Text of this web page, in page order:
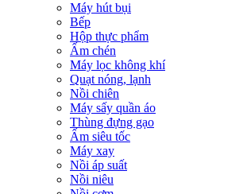
Máy hút bụi
Bếp
Hộp thực phẩm
Ấm chén
Máy lọc không khí
Quạt nóng, lạnh
Nồi chiên
Máy sấy quần áo
Thùng đựng gạo
Ấm siêu tốc
Máy xay
Nồi áp suất
Nồi niêu